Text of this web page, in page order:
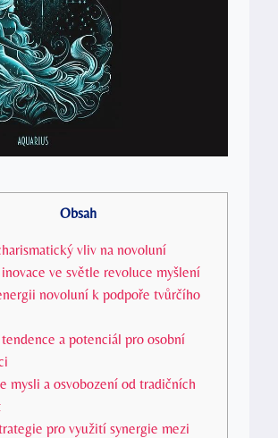
Obsah
vliv na novoluní
inovace ve světle revoluce myšlení
novoluní k podpoře tvůrčího
a potenciál pro osobní
mysli a osvobození od tradičních
pro využití synergie mezi